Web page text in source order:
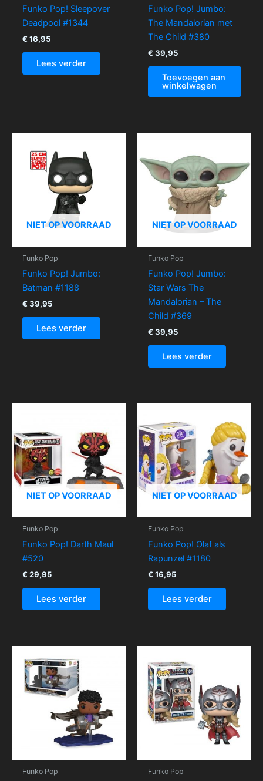
Funko Pop! Sleepover
Deadpool #1344
€ 16,95
Lees verder
Funko Pop! Jumbo:
The Mandalorian met
The Child #380
€ 39,95
Toevoegen aan
winkelwagen
NIET OP VOORRAAD
Funko Pop
Funko Pop! Jumbo:
Batman #1188
€ 39,95
Lees verder
NIET OP VOORRAAD
Funko Pop
Funko Pop! Jumbo:
Star Wars The
Mandalorian – The
Child #369
€ 39,95
Lees verder
NIET OP VOORRAAD
Funko Pop
Funko Pop! Darth Maul
#520
€ 29,95
Lees verder
NIET OP VOORRAAD
Funko Pop
Funko Pop! Olaf als
Rapunzel #1180
€ 16,95
Lees verder
Funko Pop Funko Pop